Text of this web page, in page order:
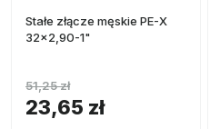
Stałe złącze męskie PE-X
32x2,90-1"
23,65 zł
51,25 zł